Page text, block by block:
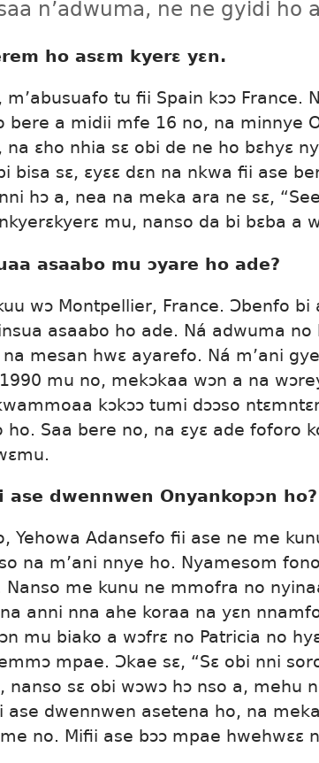
n’adwuma, ne ne gyidi ho
ho asɛm kyerɛ yɛn.
tu fii Spain kɔɔ France.
bere a midii mfe 16 no, na minnye
ɛho nhia sɛ obi de ne ho bɛhyɛ
bisa sɛ, ɛyɛɛ dɛn na nkwa fii ase
hɔ a, nea na meka ara ne sɛ,
mu, nanso da bi bɛba a
asaabo mu ɔyare ho ade?
wɔ Montpellier, France. Ɔbenfo bi
asaabo ho ade. Ná adwuma no
mesan hwɛ ayarefo. Ná m’ani
mu no, mekɔkaa wɔn a na
kɔkɔɔ tumi dɔɔso
ho. Saa bere no, na ɛyɛ ade foforo
ase dwennwen Onyankopɔn ho?
Yehowa Adansefo fii ase ne me
na m’ani nnye ho. Nyamesom
me kunu ne mmofra no
anni nna ahe koraa na yɛn
mu biako a wɔfrɛ no Patricia no
mpae. Ɔkae sɛ, “Sɛ obi nni
sɛ obi wɔwɔ hɔ nso a, mehu
ase dwennwen asetena ho, na
no. Mifii ase bɔɔ mpae hwehwɛɛ